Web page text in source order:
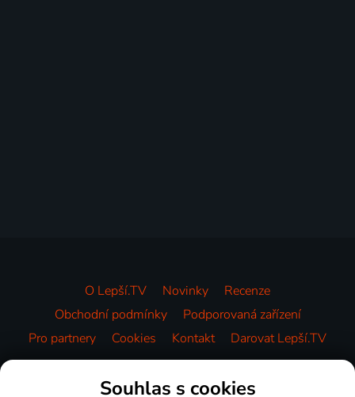
O Lepší.TV Novinky
Recenze
Obchodní podmínky
Podporovaná zařízení
Pro partnery
Cookies Kontakt Darovat Lepší.TV
Videotéka
Souhlas s cookies